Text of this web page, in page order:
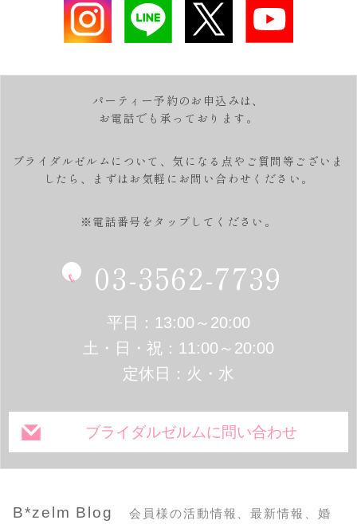
パーティー予約のお申込みは、
お電話でも承っております。
ブライダルゼルムについて、気になる点やご質問等ございま
したら、
まずはお気軽にお問い合わせください。
※電話番号をタップしてください。
03-3562-7739
平日：13:00～20:00
土・日・祝：11:00～20:00
定休日：火・水
ブライダルゼルムに問い合わせ
B*zelm Blog 会員様の活動情報、最新情報、婚